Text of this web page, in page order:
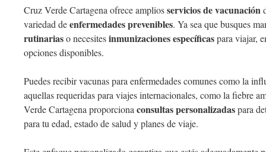
Cruz Verde Cartagena ofrece ampliosservicios de vacunación
variedad deenfermedades prevenibles. Ya sea que busques
rutinariaso necesitesinmunizaciones específicaspara viajar,
opciones disponibles.
Puedes recibir vacunas para enfermedades comunes como la
aquellas requeridas para viajes internacionales, como la fiebre
Verde Cartagena proporciona consultas personalizadaspara
para tu edad, estado de salud y planes de viaje.